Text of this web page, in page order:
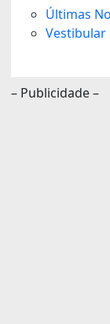
Últimas
Vestibular
– Publicidade –